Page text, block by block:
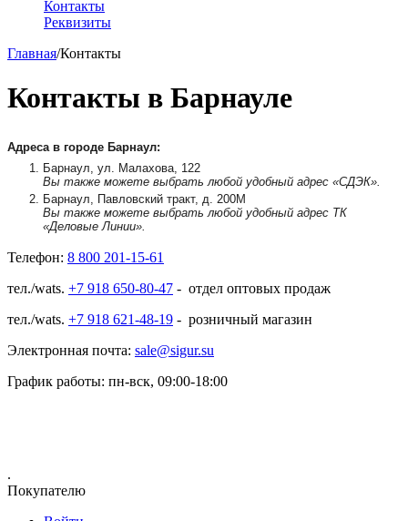
Контакты
Реквизиты
Главная/Контакты
Контакты в Барнауле
Адреса в городе Барнаул:
Барнаул, ул. Малахова, 122
Вы также можете выбрать любой удобный адрес «СДЭК».
Барнаул, Павловский тракт, д. 200М
Вы также можете выбрать любой удобный адрес ТК
«Деловые Линии».
Телефон: 8 800 201-15-61
тел./wats. +7 918 650-80-47 - отдел оптовых продаж
тел./wats. +7 918 621-48-19 - розничный магазин
Электронная почта: sale@sigur.su
График работы: пн-вск, 09:00-18:00
.
Покупателю